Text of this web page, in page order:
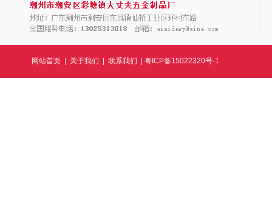
网站首页 关于我们 联系我们 粤ICP备15022320号-1